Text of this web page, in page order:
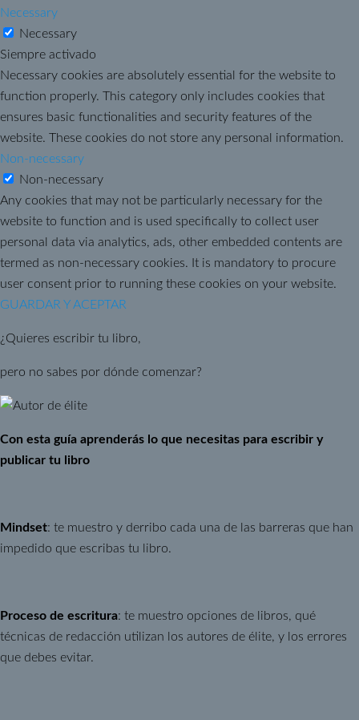
Necessary
Necessary
Siempre activado
Necessary cookies are absolutely essential for the website to
function properly. This category only includes cookies that
ensures basic functionalities and security features of the
website. These cookies do not store any personal information.
Non-necessary
Non-necessary
Any cookies that may not be particularly necessary for the
website to function and is used specifically to collect user
personal data via analytics, ads, other embedded contents are
termed as non-necessary cookies. It is mandatory to procure
user consent prior to running these cookies on your website.
GUARDAR Y ACEPTAR
¿Quieres escribir tu libro,
pero no sabes por dónde comenzar?
Con esta guía aprenderás lo que necesitas para escribir y
publicar tu libro
Mindset: te muestro y derribo cada una de las barreras que han
impedido que escribas tu libro.
Proceso de escritura: te muestro opciones de libros, qué
técnicas de redacción utilizan los autores de élite, y los errores
que debes evitar.